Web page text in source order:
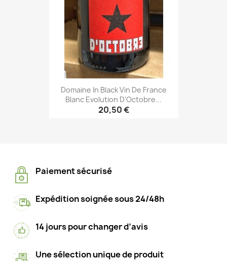
Domaine In Black Vin De France
Blanc Evolution D'Octobre...
20,50 €
Paiement sécurisé
Expédition soignée sous 24/48h
14 jours pour changer d’avis
Une sélection unique de produit